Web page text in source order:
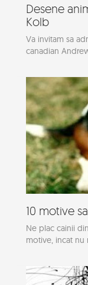
Desene
Kolb
Va invitam sa
canadian
10 motive
Ne plac cainii
motive, incat nu